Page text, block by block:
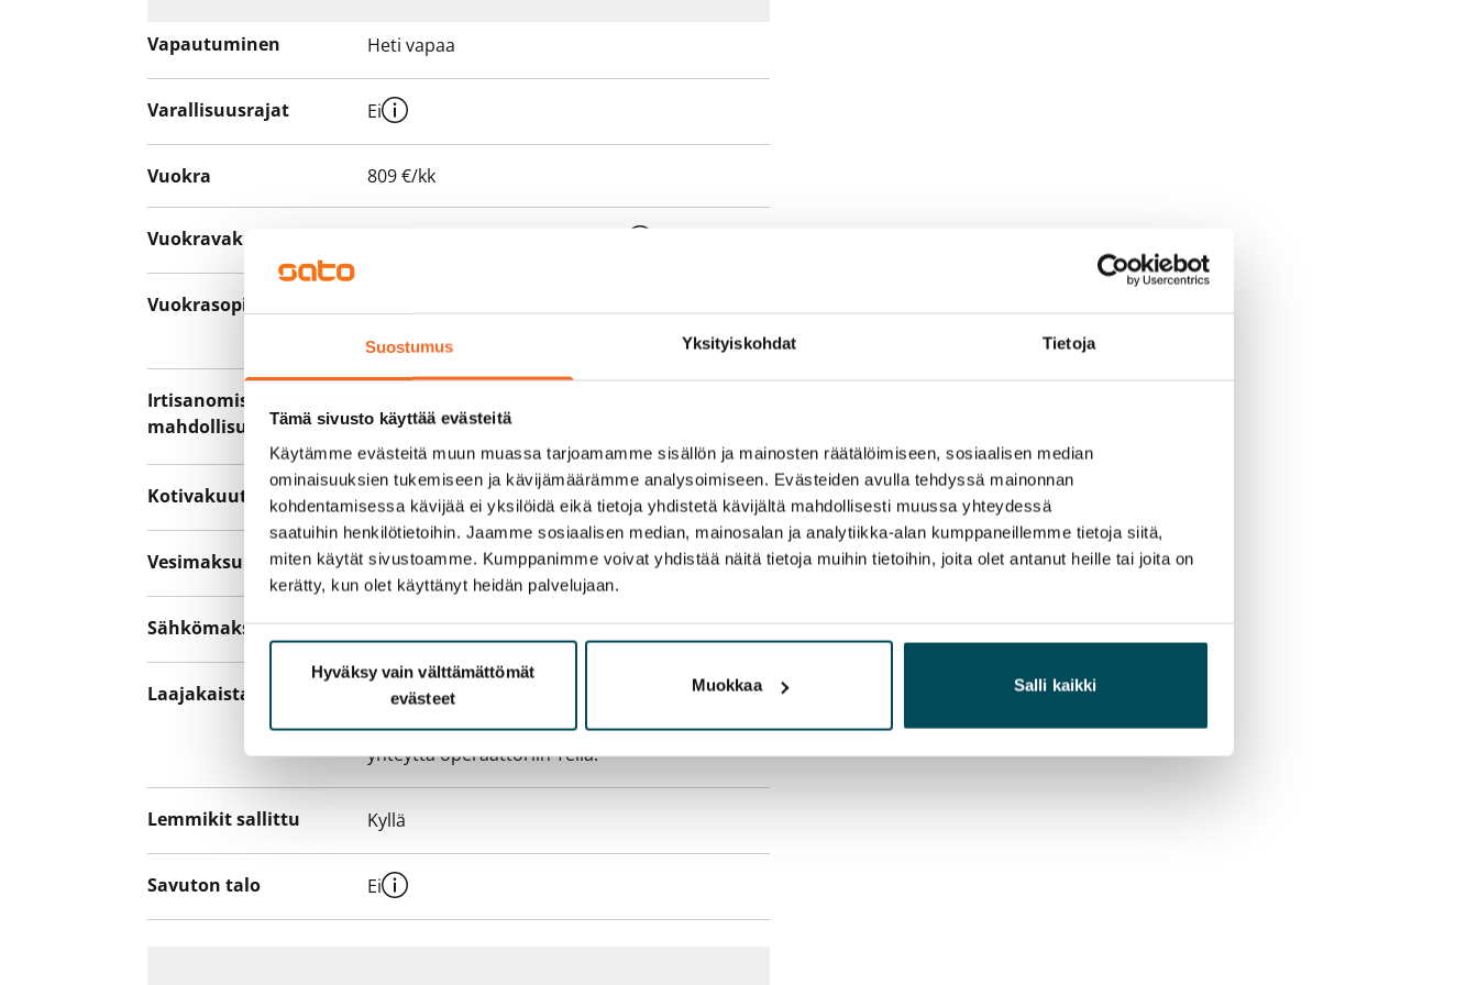
Suostumus Yksityiskohdat Tietoja
Tämä sivusto käyttää evästeitä
Käytämme evästeitä muun muassa tarjoamamme sisällön ja mainosten räätälöimiseen, sosiaalisen median
ominaisuuksien tukemiseen ja kävijämäärämme analysoimiseen. Evästeiden avulla tehdyssä mainonnan
kohdentamisessa kävijää ei yksilöidä eikä tietoja yhdistetä kävijältä mahdollisesti muussa yhteydessä
saatuihin henkilötietoihin. Jaamme sosiaalisen median, mainosalan ja analytiikka-alan kumppaneillemme tietoja siitä,
miten käytät sivustoamme. Kumppanimme voivat yhdistää näitä tietoja muihin tietoihin, joita olet antanut heille tai joita on
kerätty, kun olet käyttänyt heidän palvelujaan.
Hyväksy vain välttämättömät
evästeet
Muokkaa Salli kaikki
Vapautuminen Heti vapaa
Varallisuusrajat Ei
Vuokra 809 €/kk
Vuokravakuus
Vuokrasopimus
asumisaika 12 kk
Irtisanomis­
mahdollisuus
sopimussakolla aiemmin
Kotivakuutus Pakollinen, ei sisälly vuokraan
Vesimaksu 27 €/hlö/kk
Sähkömaksu Vuokralainen solmii itse sähkösopimuksen.
Laajakaista
Vuokraan sisältyy 50 M laajakaistaliittymä. Voit
hankkia lisänopeutta etuhintaan ottamalla
yhteyttä operaattoriin Telia.
Lemmikit sallittu Kyllä
Savuton talo Ei